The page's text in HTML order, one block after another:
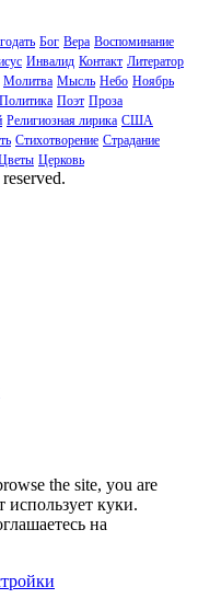
Бог Вера Воспоминание
Инвалид Контакт Литератор
Молитва Мысль Небо Ноябрь
Политика Поэт Проза
Религиозная лирика США
Стихотворение Страдание
Церковь
the site, you are
использует куки.
на